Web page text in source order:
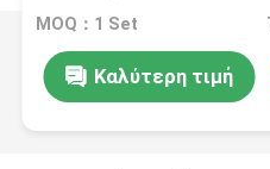
παλμούς 15HP
MOQ：1 Set
Καλύτερη τιμή